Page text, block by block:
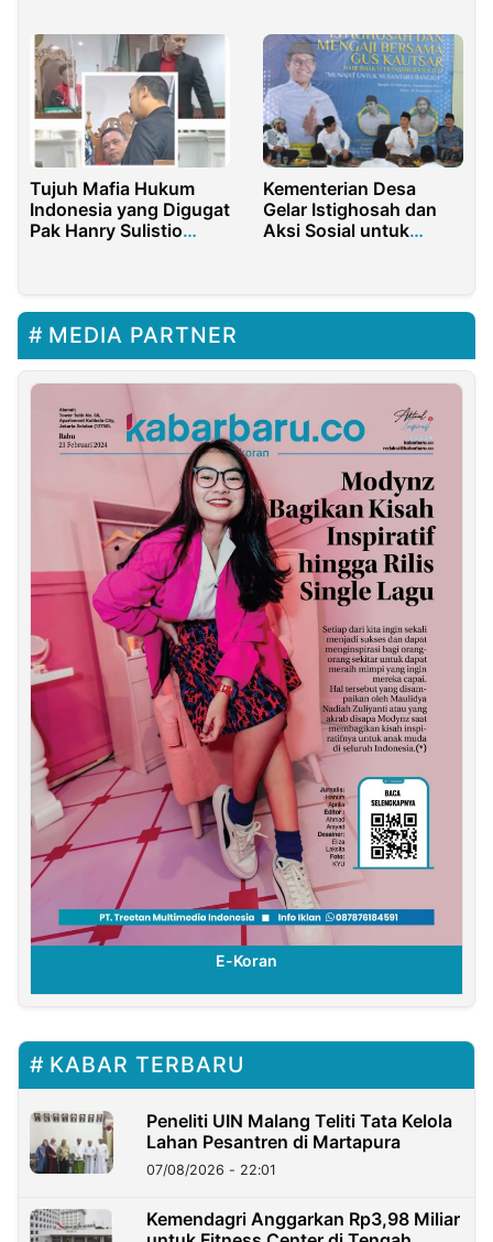
Tujuh Mafia Hukum
Indonesia yang Digugat
Pak Hanry Sulistio
Kementerian Desa
Gelar Istighosah dan
Aksi Sosial untuk
MEDIA PARTNER
E-Koran
KABAR TERBARU
Peneliti UIN Malang Teliti Tata Kelola
Lahan Pesantren di Martapura
07/08/2026 - 22:01
Kemendagri Anggarkan Rp3,98 Miliar